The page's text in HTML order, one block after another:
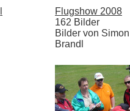
Flugshow 2008
162 Bilder
Bilder von
Brandl